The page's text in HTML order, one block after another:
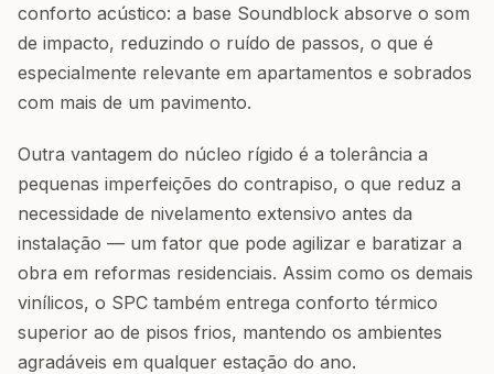
conforto acústico: a base Soundblock absorve o som
de impacto, reduzindo o ruído de passos, o que é
especialmente relevante em apartamentos e sobrados
com mais de um pavimento.
Outra vantagem do núcleo rígido é a tolerância a
pequenas imperfeições do contrapiso, o que reduz a
necessidade de nivelamento extensivo antes da
instalação — um fator que pode agilizar e baratizar a
obra em reformas residenciais. Assim como os demais
vinílicos, o SPC também entrega conforto térmico
superior ao de pisos frios, mantendo os ambientes
agradáveis em qualquer estação do ano.